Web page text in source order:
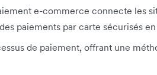
e-commerce connecte les
paiements par carte sécurisés
de paiement, offrant une